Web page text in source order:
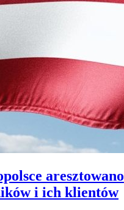
aresztowano
i ich klientów